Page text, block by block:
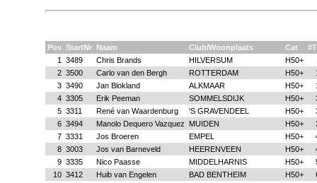
Pos StartNr Naam Club/Woonplaats Cat
1
3489 Chris Brands HILVERSUM H50+
2 3500 Carlo van den Bergh ROTTERDAM H50+
3 3490 Jan Blokland ALKMAAR H50+
4 3305 Erik Peeman SOMMELSDIJK H50+
5 3311 René van Waardenburg 'S GRAVENDEEL H50+
6 3494 Manolo Dequero Vazquez MUIDEN H50+
7 3331 Jos Broeren EMPEL H50+
8 3003 Jos van Barneveld HEERENVEEN H50+
9 3335 Nico Paasse MIDDELHARNIS H50+
10 3412 Huib van Engelen BAD BENTHEIM H50+